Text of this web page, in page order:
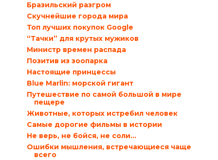
Бразильский разгром
Скучнейшие города мира
Топ лучших покупок Google
“Тачки” для крутых мужиков
Министр времен распада
Позитив из зоопарка
Настоящие принцессы
Blue Marlin: морской гигант
Путешествие по самой большой в мире
пещере
Животные, которых истребил человек
Самые дорогие фильмы в истории
Не верь, не бойся, не соли…
Ошибки мышления, встречающиеся чаще
всего